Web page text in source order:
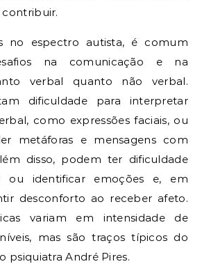
contribuir.
no espectro autista, é comum
na comunicação e na
verbal quanto não verbal.
dificuldade para interpretar
como expressões faciais, ou
metáforas e mensagens com
disso, podem ter dificuldade
ou identificar emoções e, em
desconforto ao receber afeto.
variam em intensidade de
mas são traços típicos do
psiquiatra André Pires.